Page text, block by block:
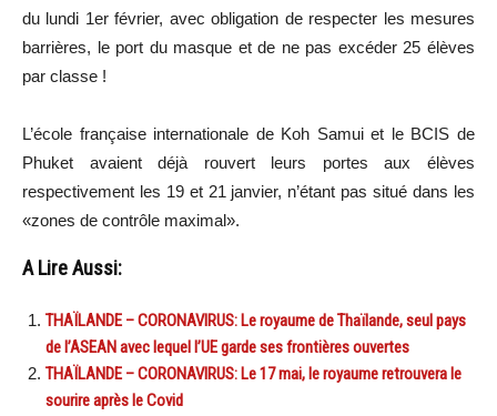
du lundi 1er février, avec obligation de respecter les mesures
barrières, le port du masque et de ne pas excéder 25 élèves
par classe !
L’école française internationale de Koh Samui et le BCIS de
Phuket avaient déjà rouvert leurs portes aux élèves
respectivement les 19 et 21 janvier, n’étant pas situé dans les
«zones de contrôle maximal».
A Lire Aussi:
THAÏLANDE – CORONAVIRUS: Le royaume de Thaïlande, seul pays
de l’ASEAN avec lequel l’UE garde ses frontières ouvertes
THAÏLANDE – CORONAVIRUS: Le 17 mai, le royaume retrouvera le
sourire après le Covid